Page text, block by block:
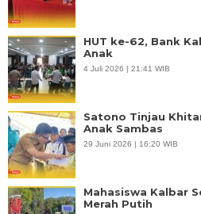
HUT ke-62, Bank
Anak
4 Juli 2026 | 21:41 WIB
Satono Tinjau
Anak Sambas
29 Juni 2026 | 16:20 WIB
Mahasiswa Kalbar
Merah Putih